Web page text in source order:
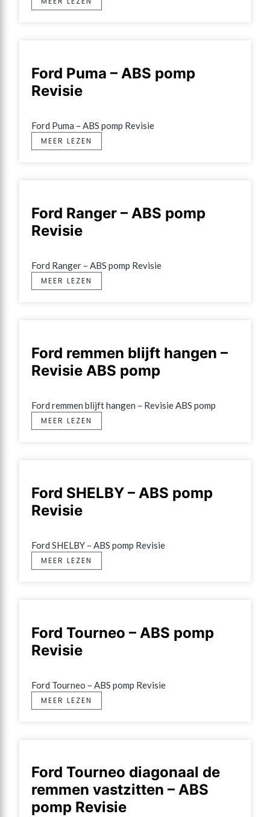
Ford Puma – ABS pomp
Revisie
Ford Puma – ABS pomp Revisie
MEER LEZEN
Ford Ranger – ABS pomp
Revisie
Ford Ranger – ABS pomp Revisie
MEER LEZEN
Ford remmen blijft hangen –
Revisie ABS pomp
Ford remmen blijft hangen – Revisie ABS pomp
MEER LEZEN
Ford SHELBY – ABS pomp
Revisie
Ford SHELBY – ABS pomp Revisie
MEER LEZEN
Ford Tourneo – ABS pomp
Revisie
Ford Tourneo – ABS pomp Revisie
MEER LEZEN
Ford Tourneo diagonaal de
remmen vastzitten – ABS
pomp Revisie